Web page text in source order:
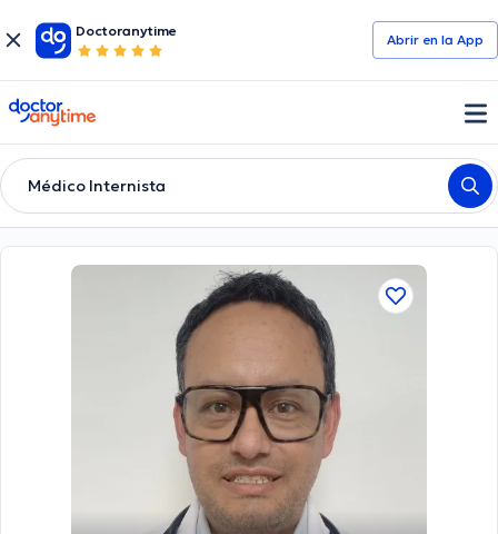
Doctoranytime
Abrir en la App
doctoranytime
Médico Internista